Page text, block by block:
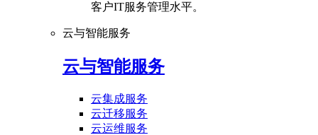
客户IT服务管理水平。
云与智能服务
云与智能服务
云集成服务
云迁移服务
云运维服务